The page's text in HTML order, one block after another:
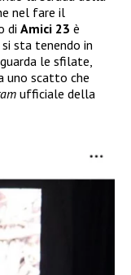
nel fare il
di Amici 23 è
si sta tenendo in
le sfilate,
uno scatto che
ufficiale della